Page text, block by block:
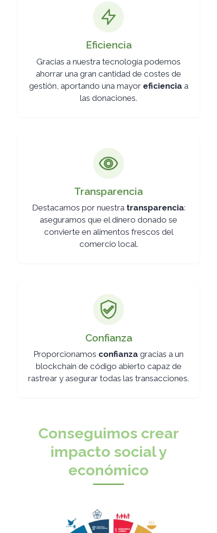
Eficiencia
Gracias a nuestra tecnología podemos
ahorrar una gran cantidad de costes de
gestión, aportando una mayor eficiencia a
las donaciones.
Transparencia
Destacamos por nuestra transparencia:
aseguramos que el dinero donado se
convierte en alimentos frescos del
comercio local.
Confianza
Proporcionamos confianza gracias a un
blockchain de código abierto capaz de
rastrear y asegurar todas las transacciones.
Conseguimos crear
impacto social y
económico